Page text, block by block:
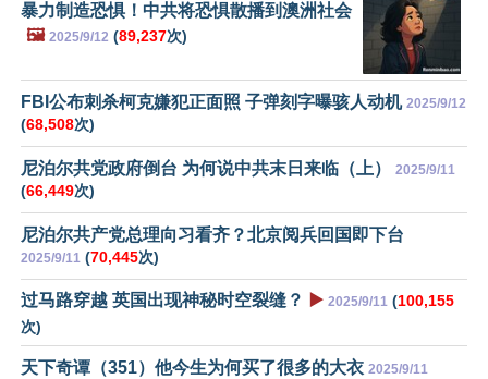
暴力制造恐惧！中共将恐惧散播到澳洲社会
🖼️ 2025/9/12 (89,237次)
FBI公布刺杀柯克嫌犯正面照 子弹刻字曝骇人动机 2025/9/12
(68,508次)
尼泊尔共党政府倒台 为何说中共末日来临（上） 2025/9/11
(66,449次)
尼泊尔共产党总理向习看齐？北京阅兵回国即下台
2025/9/11 (70,445次)
过马路穿越 英国出现神秘时空裂缝？ ▶️ 2025/9/11 (100,155
次)
天下奇谭（351）他今生为何买了很多的大衣 2025/9/11